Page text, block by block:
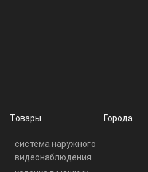
Товары Города
система наружного
видеонаблюдения